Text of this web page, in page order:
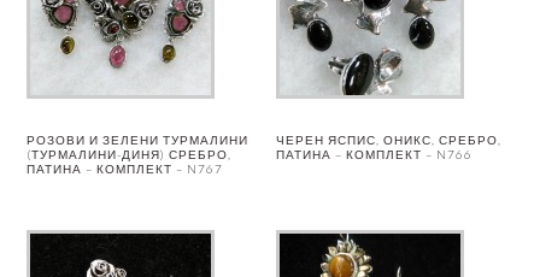
РОЗОВИ И ЗЕЛЕНИ ТУРМАЛИНИ
(ТУРМАЛИНИ-ДИНЯ) СРЕБРО,
ПАТИНА – КОМПЛЕКТ – N767
ЧЕРЕН ЯСПИС, ОНИКС, СРЕБРО,
ПАТИНА – КОМПЛЕКТ – N766